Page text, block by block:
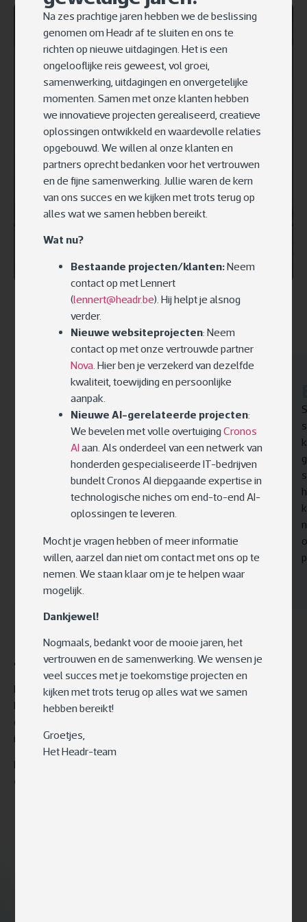
Services:
Inspiratiesessie
Voelt jouw team zich overweldigd door de
complexiteit van AI? Wij brengen verlichting.
Onze experts komen naar jou toe voor een
interactieve inspiratiesessie die specifiek op
jouw bedrijf is afgestemd. We doorbreken de
mist rond AI met duidelijke, begrijpelijke
voorbeelden en tonen aan hoe AI-revoluties
ontworpen om te inspireren, niet om te
intimideren; we gaan niet technisch diep in,
maar focussen op wat mogelijk is.
Theresult
Laat de toekomst niet aan je voorbijgaan. Of je nu wilt
beginnen met een inspiratiesessie, een brainstorm nodig hebt
om de mogelijkheden te verkennen, of je publiek wilt
inspireren met een krachtige keynote, wij staan voor je klaar.
Ben je klaar om te innoveren?
en ontdek hoe AI het verschil kan maken voor jouw bedrijf.
Na zes prachtige jaren hebben we de beslissing
genomen om Headr af te sluiten en ons te
richten op nieuwe uitdagingen. Het is een
ongelooflijke reis geweest, vol groei,
samenwerking, uitdagingen en onvergetelijke
momenten. Samen met onze klanten hebben
we innovatieve projecten gerealiseerd, creatieve
oplossingen ontwikkeld en waardevolle relaties
opgebouwd. We willen al onze klanten en
partners oprecht bedanken voor het vertrouwen
en de fijne samenwerking. Jullie waren de kern
van ons succes en we kijken met trots terug op
alles wat we samen hebben bereikt.
Wat nu?
Bestaande projecten/klanten:Neem
contact op met Lennert
(lennert@headr.be). Hij helpt je alsnog
verder.
Nieuwe websiteprojecten: Neem
contact op met onze vertrouwde partner
Nova. Hier ben je verzekerd van dezelfde
kwaliteit, toewijding en persoonlijke
aanpak.
Nieuwe AI-gerelateerde projecten:
We bevelen met volle overtuigingCronos
AIaan. Als onderdeel van een netwerk van
honderden gespecialiseerde IT-bedrijven
bundelt Cronos AI diepgaande expertise in
technologische niches om end-to-end AI-
oplossingen te leveren.
Mocht je vragen hebben of meer informatie
willen, aarzel dan niet om contact met ons op te
nemen. We staan klaar om je te helpen waar
mogelijk.
Dankjewel!
Nogmaals, bedankt voor de mooie jaren, het
vertrouwen en de samenwerking. We wensen je
veel succes met je toekomstige projecten en
kijken met trots terug op alles wat we samen
hebben bereikt!
Groetjes,
Het Headr-team